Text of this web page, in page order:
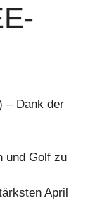
– Dank der
und Golf zu
April